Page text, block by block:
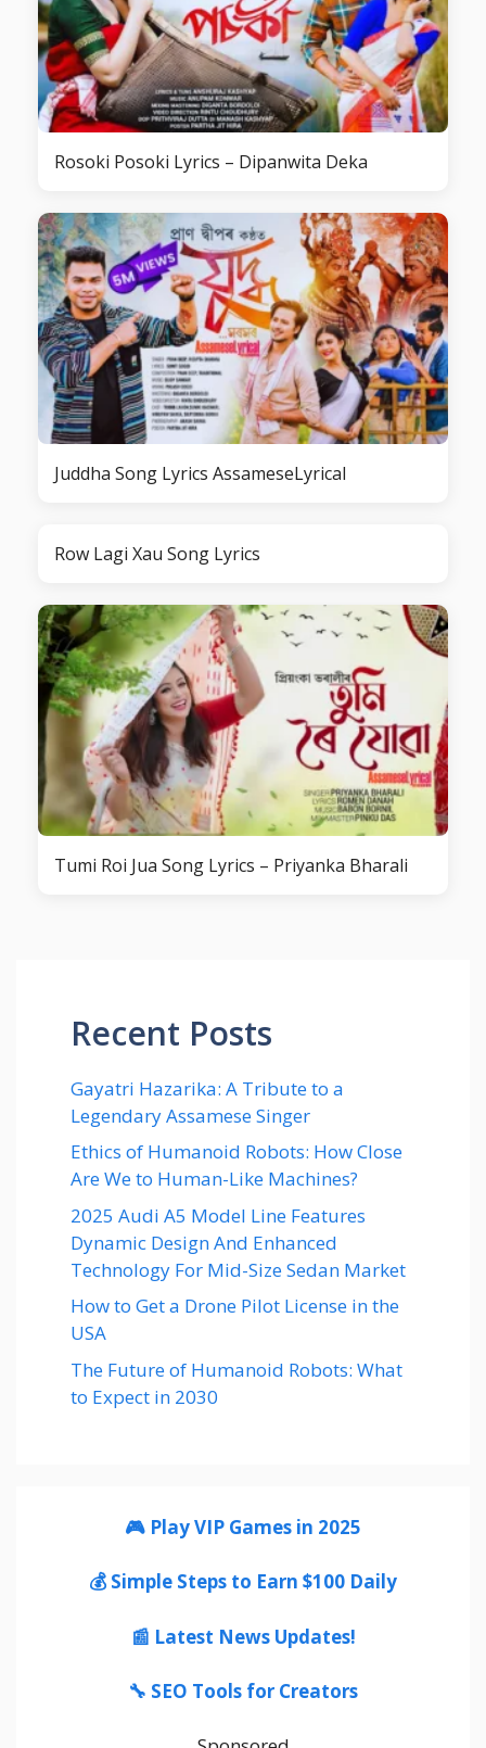
Rosoki Posoki Lyrics – Dipanwita Deka
Juddha Song Lyrics AssameseLyrical
Row Lagi Xau Song Lyrics
Tumi Roi Jua Song Lyrics – Priyanka Bharali
Recent Posts
Gayatri Hazarika: A Tribute to a
Legendary Assamese Singer
Ethics of Humanoid Robots: How Close
Are We to Human-Like Machines?
2025 Audi A5 Model Line Features
Dynamic Design And Enhanced
Technology For Mid-Size Sedan Market
How to Get a Drone Pilot License in the
USA
The Future of Humanoid Robots: What
to Expect in 2030
🎮 Play VIP Games in 2025
💰 Simple Steps to Earn $100 Daily
📰 Latest News Updates!
🔧 SEO Tools for Creators